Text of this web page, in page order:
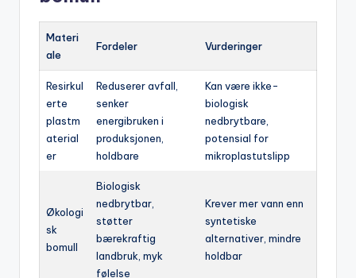
Materi
ale
Fordeler Vurderinger
Resirkul
erte
plastm
aterial
er
Reduserer avfall,
senker
energibruken i
produksjonen,
holdbare
Kan være ikke-
biologisk
nedbrytbare,
potensial for
mikroplastutslipp
Økologi
sk
bomull
Biologisk
nedbrytbar,
støtter
bærekraftig
landbruk, myk
følelse
Krever mer vann enn
syntetiske
alternativer, mindre
holdbar